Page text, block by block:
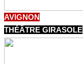
AVIGNON
THÉÂTRE GIRASOLE